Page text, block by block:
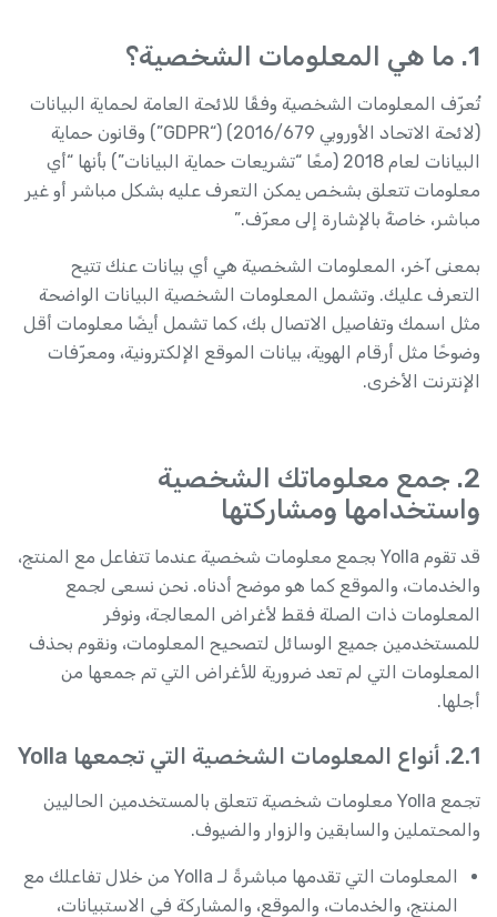
1. ما هي المعلومات الشخصية؟
تُعرّف المعلومات الشخصية وفقًا للائحة العامة لحماية البيانات
(لائحة الاتحاد الأوروبي 2016/679) (“GDPR”) وقانون حماية
البيانات لعام 2018 (معًا “تشريعات حماية البيانات”) بأنها “أي
معلومات تتعلق بشخص يمكن التعرف عليه بشكل مباشر أو غير
مباشر، خاصةً بالإشارة إلى معرّف.”
بمعنى آخر، المعلومات الشخصية هي أي بيانات عنك تتيح
التعرف عليك. وتشمل المعلومات الشخصية البيانات الواضحة
مثل اسمك وتفاصيل الاتصال بك، كما تشمل أيضًا معلومات أقل
وضوحًا مثل أرقام الهوية، بيانات الموقع الإلكترونية، ومعرّفات
الإنترنت الأخرى.
2. جمع معلوماتك الشخصية
واستخدامها ومشاركتها
قد تقوم Yolla بجمع معلومات شخصية عندما تتفاعل مع المنتج،
والخدمات، والموقع كما هو موضح أدناه. نحن نسعى لجمع
المعلومات ذات الصلة فقط لأغراض المعالجة، ونوفر
للمستخدمين جميع الوسائل لتصحيح المعلومات، ونقوم بحذف
المعلومات التي لم تعد ضرورية للأغراض التي تم جمعها من
أجلها.
2.1. أنواع المعلومات الشخصية التي تجمعها Yolla
تجمع Yolla معلومات شخصية تتعلق بالمستخدمين الحاليين
والمحتملين والسابقين والزوار والضيوف.
المعلومات التي تقدمها مباشرةً لـ Yolla من خلال تفاعلك مع
المنتج، والخدمات، والموقع، والمشاركة في الاستبيانات،